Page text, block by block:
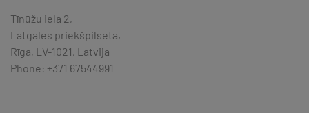
Tīnūžu iela 2,
Latgales priekšpilsēta,
Rīga, LV-1021, Latvija
Phone: +371 67544991